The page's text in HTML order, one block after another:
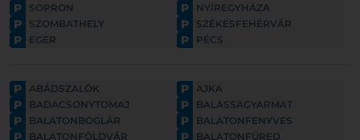
P SOPRON P NYÍREGYHÁZA
P SZOMBATHELY P SZÉKESFEHÉRVÁR
P EGER P PÉCS
P ABÁDSZALÓK P AJKA
P BADACSONYTOMAJ P BALASSAGYARMAT
P BALATONBOGLÁR P BALATONFENYVES
P BALATONFÖLDVÁR P BALATONFÜRED